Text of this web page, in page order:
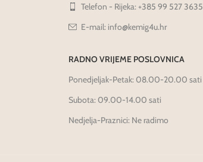
Telefon - Rijeka: +385 99 527 3635
E-mail: info@kemig4u.hr
RADNO VRIJEME POSLOVNICA
Ponedjeljak-Petak: 08.00-20.00 sati
Subota: 09.00-14.00 sati
Nedjelja-Praznici: Ne radimo